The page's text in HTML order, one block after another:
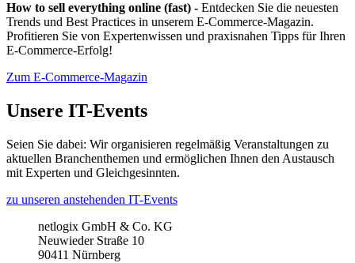
How to sell everything online (fast) - Entdecken Sie die neuesten
Trends und Best Practices in unserem E-Commerce-Magazin.
Profitieren Sie von Expertenwissen und praxisnahen Tipps für Ihren
E-Commerce-Erfolg!
Zum E-Commerce-Magazin
Unsere IT-Events
Seien Sie dabei: Wir organisieren regelmäßig Veranstaltungen zu
aktuellen Branchenthemen und ermöglichen Ihnen den Austausch
mit Experten und Gleichgesinnten.
zu unseren anstehenden IT-Events
netlogix GmbH & Co. KG
Neuwieder Straße 10
90411 Nürnberg